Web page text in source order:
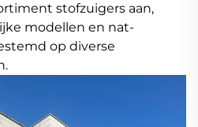
stofzuigers aan,
modellen en nat-
op diverse